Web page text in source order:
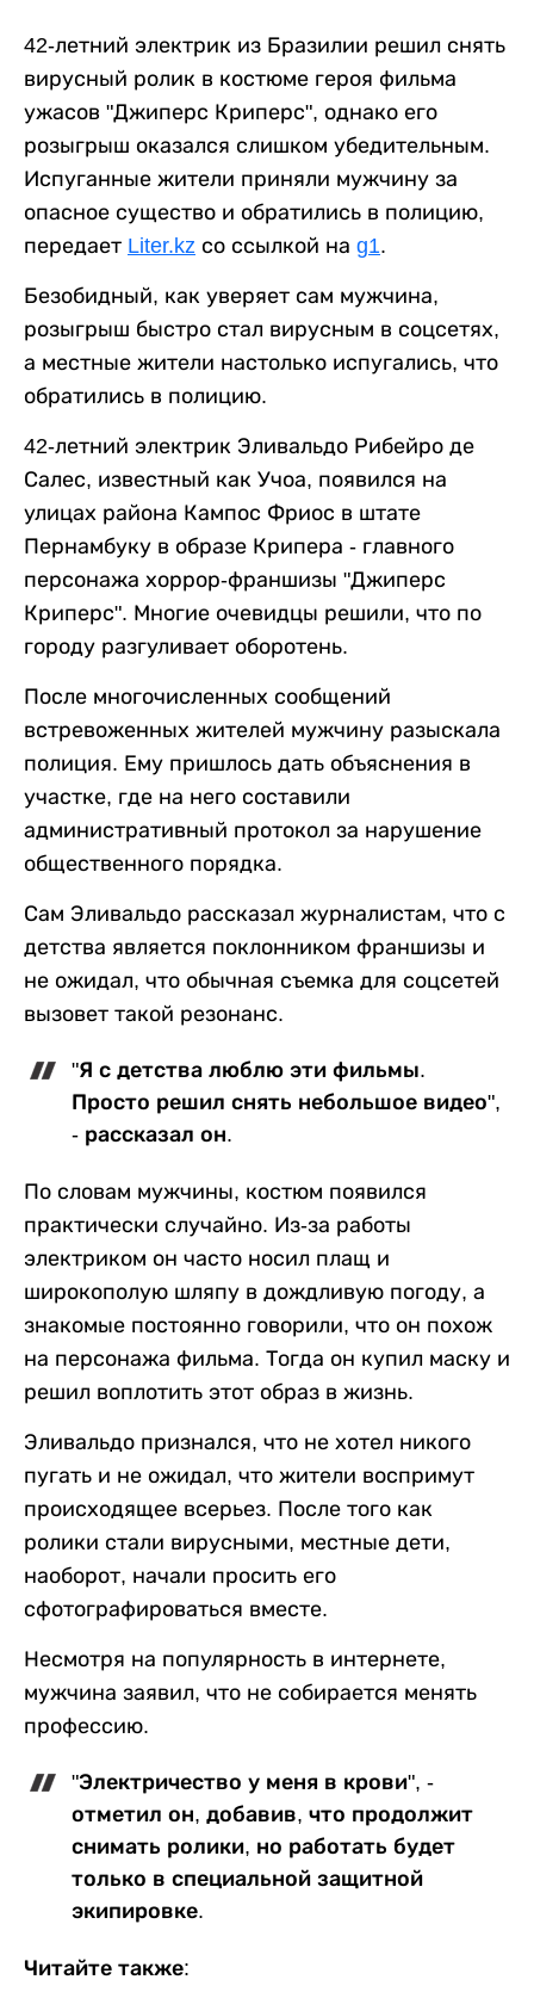
42-летний электрик из Бразилии решил снять
вирусный ролик в костюме героя фильма
ужасов "Джиперс Криперс", однако его
розыгрыш оказался слишком убедительным.
Испуганные жители приняли мужчину за
опасное существо и обратились в полицию,
передает Liter.kz со ссылкой на g1.
Безобидный, как уверяет сам мужчина,
розыгрыш быстро стал вирусным в соцсетях,
а местные жители настолько испугались, что
обратились в полицию.
42-летний электрик Эливальдо Рибейро де
Салес, известный как Учоа, появился на
улицах района Кампос Фриос в штате
Пернамбуку в образе Крипера - главного
персонажа хоррор-франшизы "Джиперс
Криперс". Многие очевидцы решили, что по
городу разгуливает оборотень.
После многочисленных сообщений
встревоженных жителей мужчину разыскала
полиция. Ему пришлось дать объяснения в
участке, где на него составили
административный протокол за нарушение
общественного порядка.
Сам Эливальдо рассказал журналистам, что с
детства является поклонником франшизы и
не ожидал, что обычная съемка для соцсетей
вызовет такой резонанс.
"Я с детства люблю эти фильмы.
Просто решил снять небольшое видео",
- рассказал он.
По словам мужчины, костюм появился
практически случайно. Из-за работы
электриком он часто носил плащ и
широкополую шляпу в дождливую погоду, а
знакомые постоянно говорили, что он похож
на персонажа фильма. Тогда он купил маску и
решил воплотить этот образ в жизнь.
Эливальдо признался, что не хотел никого
пугать и не ожидал, что жители воспримут
происходящее всерьез. После того как
ролики стали вирусными, местные дети,
наоборот, начали просить его
сфотографироваться вместе.
Несмотря на популярность в интернете,
мужчина заявил, что не собирается менять
профессию.
"Электричество у меня в крови", -
отметил он, добавив, что продолжит
снимать ролики, но работать будет
только в специальной защитной
экипировке.
Читайте также: